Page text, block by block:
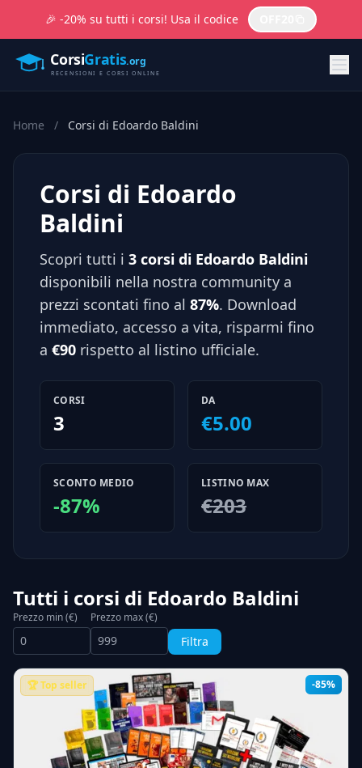
🎉 -20% su tutti i corsi! Usa il codice
Home / Corsi di Edoardo Baldini
Corsi di Edoardo
Baldini
Scopri tutti i 3 corsi di Edoardo Baldini
disponibili nella nostra community a
prezzi scontati fino al 87%. Download
immediato, accesso a vita, risparmi fino
a €90 rispetto al listino ufficiale.
CORSI
3
DA
€5.00
SCONTO MEDIO
-87%
LISTINO MAX
€203
Tutti i corsi di Edoardo Baldini
Prezzo min (€) Prezzo max (€)
Filtra
-85%
🏆 Top seller